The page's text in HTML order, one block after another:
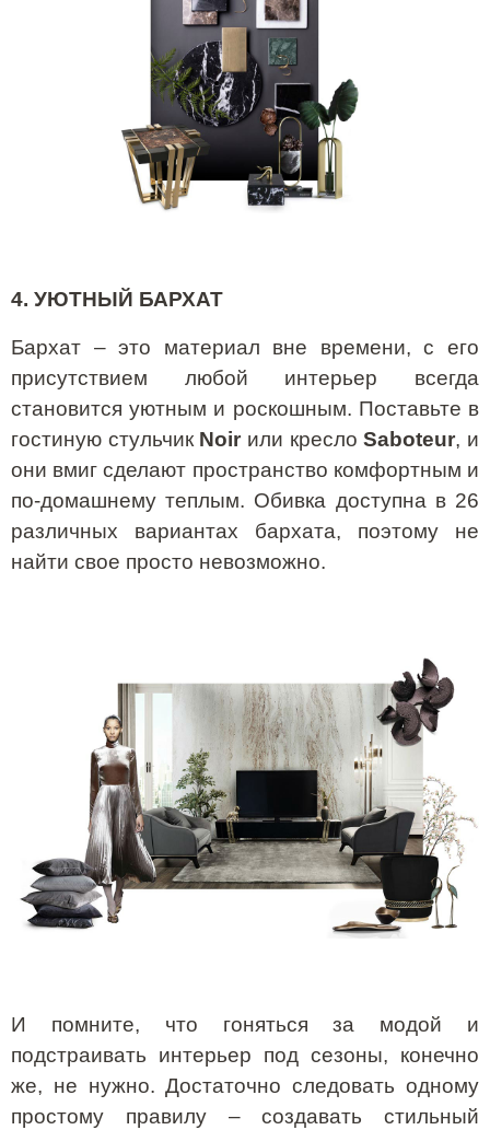
4. УЮТНЫЙ БАРХАТ
Бархат – это материал вне времени, с его
присутствием любой интерьер всегда
становится уютным и роскошным. Поставьте в
гостиную стульчик Noir или креслоSaboteur, и
они вмиг сделают пространство комфортным и
по-домашнему теплым. Обивка доступна в 26
различных вариантах бархата, поэтому не
найти свое просто невозможно.
И помните, что гоняться за модой и
подстраивать интерьер под сезоны, конечно
же, не нужно. Достаточно следовать одному
простому правилу – создавать стильный